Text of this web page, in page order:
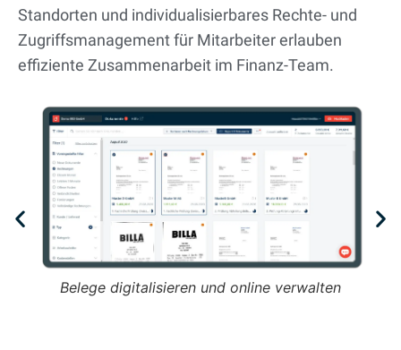
Standorten und individualisierbares Rechte- und
Zugriffsmanagement für Mitarbeiter erlauben
effiziente Zusammenarbeit im Finanz-Team.
Belege digitalisieren und online verwalten